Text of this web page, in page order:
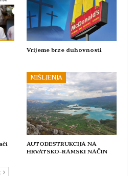
Vrijeme brze duhovnosti
MIŠLJENJA
AUTODESTRUKCIJA NA
HRVATSKO-RAMSKI NAČIN